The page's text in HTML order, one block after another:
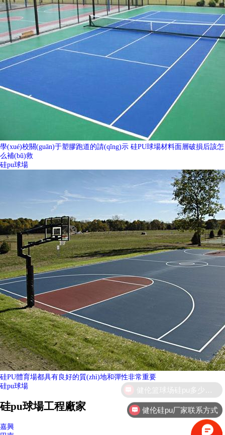
學(xué)校關(guān)于塑膠跑道的請(qǐng)示 硅PU球場材料面層破損后該怎
么補(bǔ)救
硅pu球場
硅PU體育場都具有良好的質(zhì)地和彈性非常重要
硅pu球場
硅pu球場工程廠家
嘉興
健伦硅pu厂家联系方式